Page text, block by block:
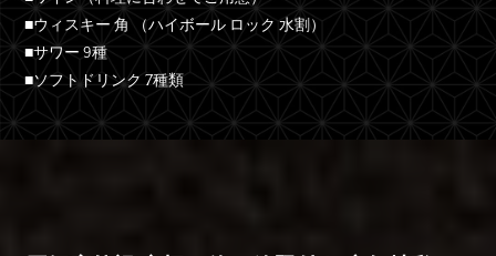
■ウィスキー 角 （ハイボール ロック 水割）
■サワー 9種
■ソフトドリンク 7種類